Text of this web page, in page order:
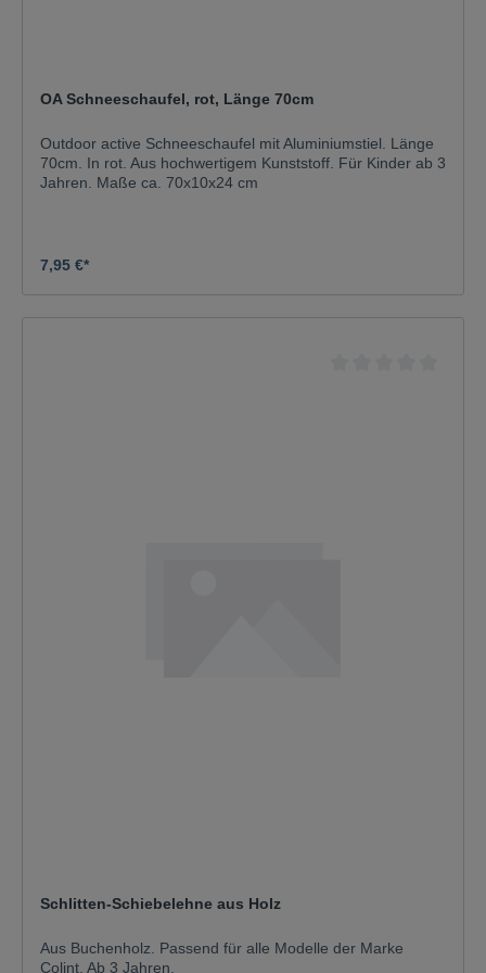
OA Schneeschaufel, rot, Länge 70cm
Outdoor active Schneeschaufel mit Aluminiumstiel. Länge
70cm. In rot. Aus hochwertigem Kunststoff. Für Kinder ab 3
Jahren. Maße ca. 70x10x24 cm
7,95 €*
Schlitten-Schiebelehne aus Holz
Aus Buchenholz. Passend für alle Modelle der Marke
Colint. Ab 3 Jahren.